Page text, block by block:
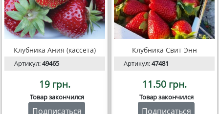
Клубника Ания (кассета)
Артикул:49465
19 грн.
Товар закончился
Подписаться
Клубника Свит Энн
Артикул:47481
11.50 грн.
Товар закончился
Подписаться